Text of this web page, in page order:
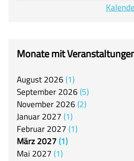
Unter-, Mittel und Oberstufe
itslearning
Arbeitsgemeinschaften
Mensa
Unsere
Kontakt
Monate mit
August2026 1
September2026 5
November2026 2
Januar2027 1
Februar2027 1
März2027 1
Mai 2027 1